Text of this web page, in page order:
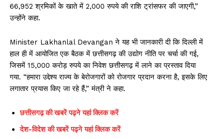
66,952 श्रमिकों के खाते में 2,000 रुपये की राशि ट्रांसफर की जाएगी,”
उन्होंने कहा.
Minister Lakhanlal Devangan ने यह भी जानकारी दी कि दिल्ली में
हाल ही में आयोजित एक बैठक में छत्तीसगढ़ की उद्योग नीति पर चर्चा की गई,
जिसमें 15,000 करोड़ रुपये का निवेश छत्तीसगढ़ में लाने का प्रस्ताव दिया
गया. “हमारा उद्देश्य राज्य के बेरोजगारों को रोजगार प्रदान करना है, इसके लिए
लगातार प्रयास किए जा रहे हैं,” मंत्री ने कहा.
छत्तीसगढ़ की खबरें पढ़ने यहां क्लिक करें
देश-विदेश की खबरें पढ़ने यहां क्लिक करें